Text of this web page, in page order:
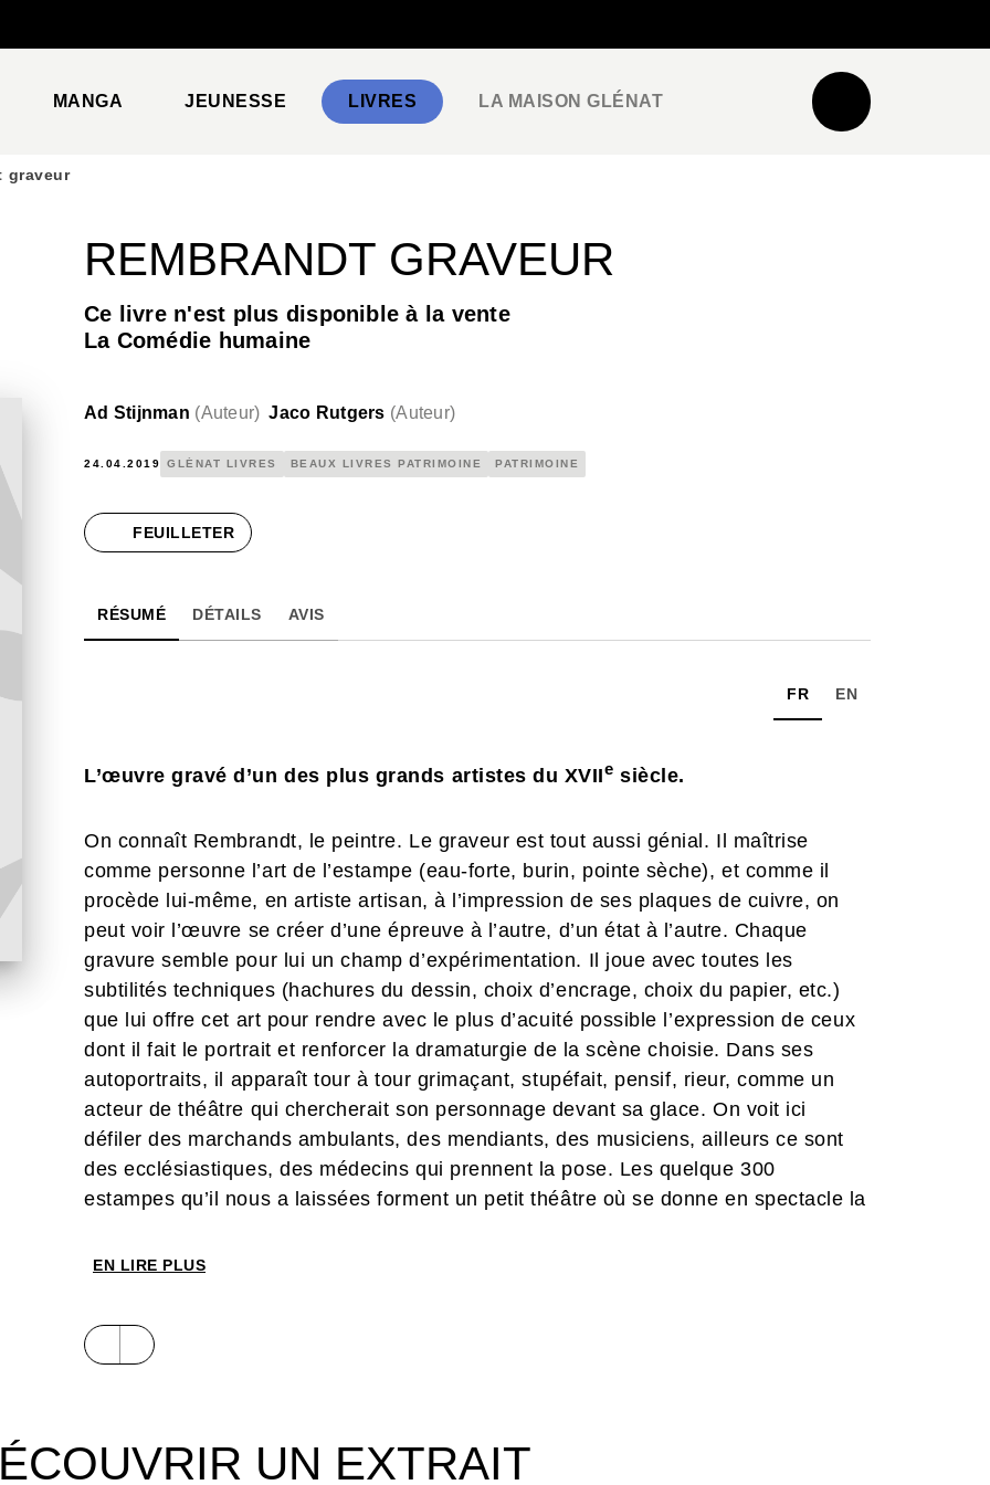
MANGA JEUNESSE LIVRES LA MAISON GLÉNAT
graveur
REMBRANDT GRAVEUR
Ce livre n'est plus disponible à la vente
La Comédie humaine
Ad Stijnman (Auteur) Jaco Rutgers (Auteur)
24.04.2019 GLÉNAT LIVRES BEAUX LIVRES PATRIMOINE PATRIMOINE
FEUILLETER
RÉSUMÉ DÉTAILS AVIS
FR EN
L’œuvre gravé d’un des plus grands artistes du XVIIe siècle.
On connaît Rembrandt, le peintre. Le graveur est tout aussi génial. Il maîtrise
comme personne l’art de l’estampe (eau-forte, burin, pointe sèche), et comme il
procède lui-même, en artiste artisan, à l’impression de ses plaques de cuivre, on
peut voir l’œuvre se créer d’une épreuve à l’autre, d’un état à l’autre. Chaque
gravure semble pour lui un champ d’expérimentation. Il joue avec toutes les
subtilités techniques (hachures du dessin, choix d’encrage, choix du papier, etc.)
que lui offre cet art pour rendre avec le plus d’acuité possible l’expression de ceux
dont il fait le portrait et renforcer la dramaturgie de la scène choisie. Dans ses
autoportraits, il apparaît tour à tour grimaçant, stupéfait, pensif, rieur, comme un
acteur de théâtre qui chercherait son personnage devant sa glace. On voit ici
défiler des marchands ambulants, des mendiants, des musiciens, ailleurs ce sont
des ecclésiastiques, des médecins qui prennent la pose. Les quelque 300
estampes qu’il nous a laissées forment un petit théâtre où se donne en spectacle la
passions humaines.
Neil Kaplan, constituée principalement de portraits, d’autoportraits et de scènes
bibliques et qui a été depuis complétée. Riche de plus de soixante-dix gravures,
EN LIRE PLUS
UN EXTRAIT